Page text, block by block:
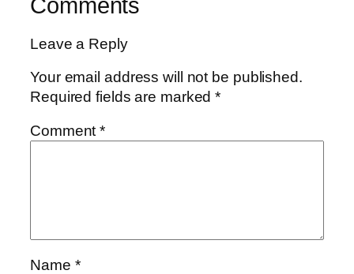
Comments
Leave a Reply
Your email address will not be published.
Required fields are marked*
Comment*
Name *